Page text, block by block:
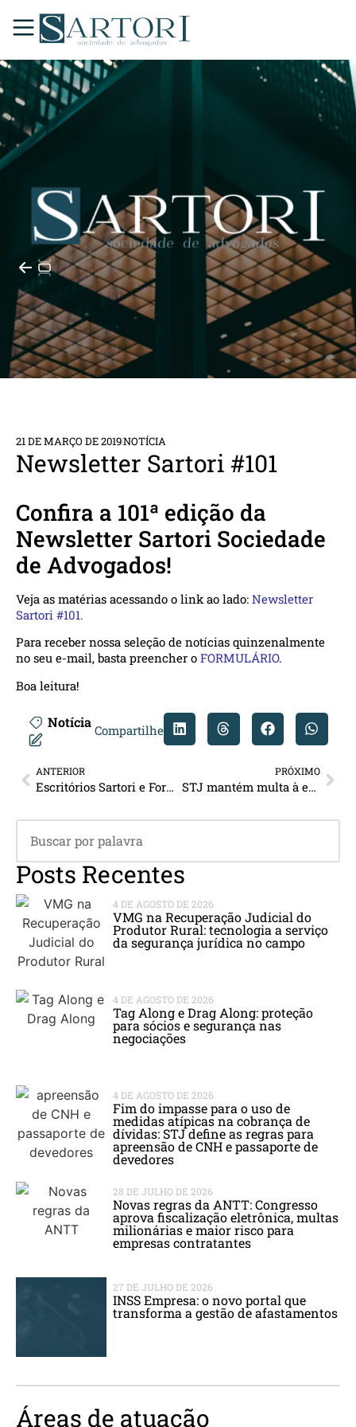
21 DE MARÇO DE 2019NOTÍCIA
Newsletter Sartori #101
Confira a 101ª edição da
Newsletter Sartori Sociedade
de Advogados!
Veja as matérias acessando o link ao lado: Newsletter
Sartori #101.
Para receber nossa seleção de notícias quinzenalmente
no seu e-mail, basta preencher o FORMULÁRIO.
Boa leitura!
Notícia Compartilhe
ANTERIOR
Escritórios Sartori e Forti obtêm aprovação unânime em plano de recuperação judicial do Hotel Vacance
PRÓXIMO
STJ mantém multa à empresa que vende ingresso antecipado
Posts Recentes
4 DE AGOSTO DE 2026
VMG na Recuperação Judicial do
Produtor Rural: tecnologia a serviço
da segurança jurídica no campo
4 DE AGOSTO DE 2026
Tag Along e Drag Along: proteção
para sócios e segurança nas
negociações
4 DE AGOSTO DE 2026
Fim do impasse para o uso de
medidas atípicas na cobrança de
dívidas: STJ define as regras para
apreensão de CNH e passaporte de
devedores
28 DE JULHO DE 2026
Novas regras da ANTT: Congresso
aprova fiscalização eletrônica, multas
milionárias e maior risco para
empresas contratantes
27 DE JULHO DE 2026
INSS Empresa: o novo portal que
transforma a gestão de afastamentos
Áreas de atuação